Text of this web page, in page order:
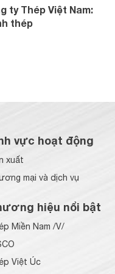
ty Thép Việt Nam:
thép
vực hoạt động
xuất
mại và dịch vụ
hiệu nổi bật
Miền Nam /V/
Việt Úc